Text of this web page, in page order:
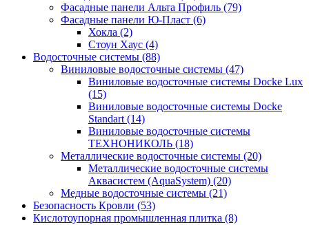
Фасадные панели Альта Профиль (79)
Фасадные панели Ю-Пласт (6)
Хокла (2)
Стоун Хаус (4)
Водосточные системы (88)
Виниловые водосточные системы (47)
Виниловые водосточные системы Docke Lux
(15)
Виниловые водосточные системы Docke
Standart (14)
Виниловые водосточные системы
ТЕХНОНИКОЛЬ (18)
Металлические водосточные системы (20)
Металлические водосточные системы
Аквасистем (AquaSystem) (20)
Медные водосточные системы (21)
Безопасность Кровли (53)
Кислотоупорная промышленная плитка (8)